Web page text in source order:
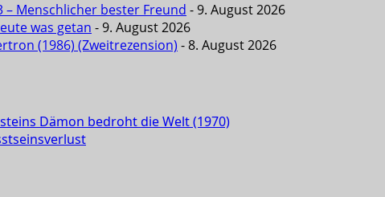
– Menschlicher bester Freund - 9. August 2026
was getan - 9. August 2026
(1986) (Zweitrezension) - 8. August 2026
Dämon bedroht die Welt (1970)